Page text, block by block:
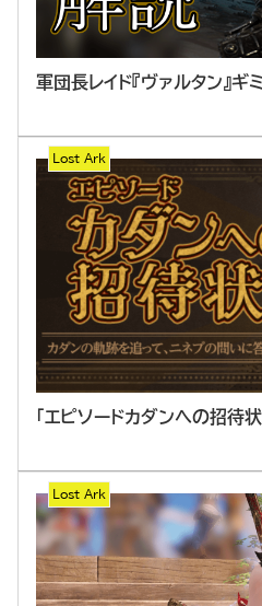
軍団長レイド『ヴァルタン』ギ
Lost Ark
「エピソードカダンへの招待
Lost Ark